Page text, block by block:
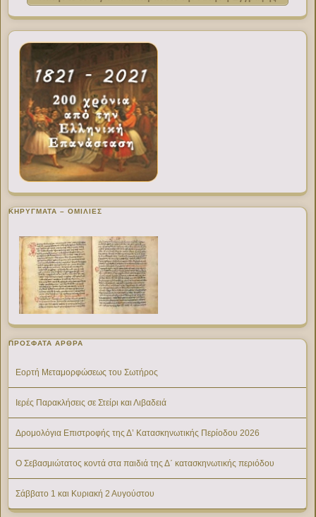
ΚΗΡΥΓΜΑΤΑ – ΟΜΙΛΙΕΣ
ΠΡΌΣΦΑΤΑ ΆΡΘΡΑ
Εορτή Μεταμορφώσεως του Σωτήρος
Ιερές Παρακλήσεις σε Στείρι και Λιβαδειά
Δρομολόγια Επιστροφής της Δ’ Κατασκηνωτικής Περίοδου 2026
Ο Σεβασμιώτατος κοντά στα παιδιά της Δ΄ κατασκηνωτικής περιόδου
Σάββατο 1 και Κυριακή 2 Αυγούστου